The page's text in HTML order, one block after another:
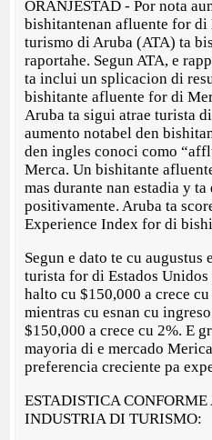
ORANJESTAD - Por nota
bishitantenan afluente for
turismo di Aruba (ATA) ta
raportahe. Segun ATA, e
ta inclui un splicacion di
bishitante afluente for di
Aruba ta sigui atrae turista
aumento notabel den
den ingles conoci como
Merca. Un bishitante
mas durante nan estadia y
positivamente. Aruba ta
Experience Index for di
Segun e dato te cu augustus
turista for di Estados Unidos
halto cu $150,000 a crece
mientras cu esnan cu
$150,000 a crece cu 2%. E
mayoria di e mercado
preferencia creciente pa
ESTADISTICA
INDUSTRIA DI TURISMO: